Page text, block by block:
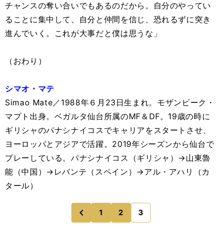
チャンスの奪い合いでもあるのだから。自分のやってい
ることに集中して、自分と仲間を信じ、恐れるずに突き
進んでいく。これが大事だと僕は思うな」
（おわり）
シマオ・マテ
Simao Mate／1988年６月23日生まれ。モザンビーク・
マプト出身。ベガルタ仙台所属のMF＆DF。19歳の時に
ギリシャのパナシナイコスでキャリアをスタートさせ、
ヨーロッパとアジアで活躍。2019年シーズンから仙台で
プレーしている。パナシナイコス（ギリシャ）→山東魯
能（中国）→レバンテ（スペイン）→アル・アハリ（カ
タール）
前
のページへ
1 2 3